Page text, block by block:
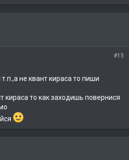
#15
не квант кираса то пиши
кираса то как заходишь повернися